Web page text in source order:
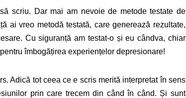
scriu. Dar mai am nevoie de metode testate de
ai vreo metodă testată, care generează rezultate,
Cu siguranță am testat-o și eu cândva, chiar
îmbogățirea experiențelor depresionare!
Adică tot ceea ce e scris merită interpretat în sens
prin care trecem din când în când. Și sunt